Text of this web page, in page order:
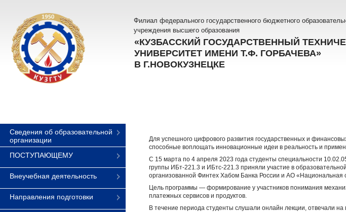
Филиал федерального государственного бюджетного
учреждения высшего образования
«КУЗБАССКИЙ ГОСУДАРСТВЕННЫЙ
УНИВЕРСИТЕТ ИМЕНИ Т.Ф. ГОРБАЧЕВА»
В Г.НОВОКУЗНЕЦКЕ
Сведения об образовательной
организации
ПОСТУПАЮЩЕМУ
Внеучебная деятельность
Направления подготовки
Для успешного цифрового развития государственных и
способные воплощать инновационные идеи в реальность и
С 15 марта по 4 апреля 2023 года студенты специальности
группы ИБт-221.3 и ИБтс-221.3 приняли участие в
организованной Финтех Хабом Банка России и АО «Национальная
Цель программы — формирование у участников понимания
платежных сервисов и продуктов.
В течение периода студенты слушали онлайн лекции, отвечали на